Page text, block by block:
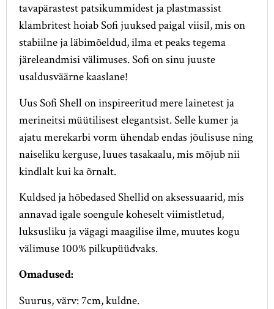
tavapärastest patsikummidest ja plastmassist
klambritest hoiab Sofi juuksed paigal viisil, mis on
stabiilne ja läbimõeldud, ilma et peaks tegema
järeleandmisi välimuses. Sofi on sinu juuste
usaldusväärne kaaslane!
Uus Sofi Shell on inspireeritud mere lainetest ja
merineitsi müütilisest elegantsist. Selle kumer ja
ajatu merekarbi vorm ühendab endas jõulisuse ning
naiseliku kerguse, luues tasakaalu, mis mõjub nii
kindlalt kui ka õrnalt.
Kuldsed ja hõbedased Shellid on aksessuaarid, mis
annavad igale soengule koheselt viimistletud,
luksusliku ja vägagi maagilise ilme, muutes kogu
välimuse 100% pilkupüüdvaks.
Omadused:
Suurus, värv: 7cm, kuldne.